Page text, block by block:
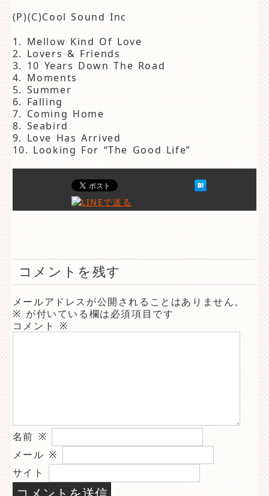
(P)(C)Cool Sound Inc
1. Mellow Kind Of Love
2. Lovers & Friends
3. 10 Years Down The Road
4. Moments
5. Summer
6. Falling
7. Coming Home
8. Seabird
9. Love Has Arrived
10. Looking For “The Good Life”
コメントを残す
メールアドレスが公開されることはありません。
※ が付いている欄は必須項目です
コメント ※
名前 ※
メール※
サイト